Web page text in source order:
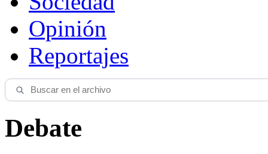
Opinión
Reportajes
Debate